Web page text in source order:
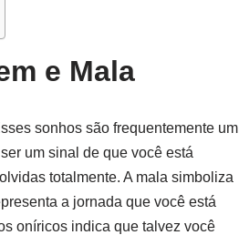
e Mala
sonhos são frequentemente um
um sinal de que você está
totalmente. A mala simboliza
a jornada que você está
oníricos indica que talvez você